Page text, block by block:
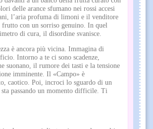
delle arance sfumano nei rossi accesi
l’aria profuma di limoni e il venditore
frutto con un sorriso genuino. In quel
di cura, il disordine svanisce.
è ancora più vicina. Immagina di
Intorno a te ci sono scadenze,
suonano, il rumore dei tasti e la tensione
imminente. Il «Campo» è
caotico. Poi, incroci lo sguardo di un
sta passando un momento difficile. Ti